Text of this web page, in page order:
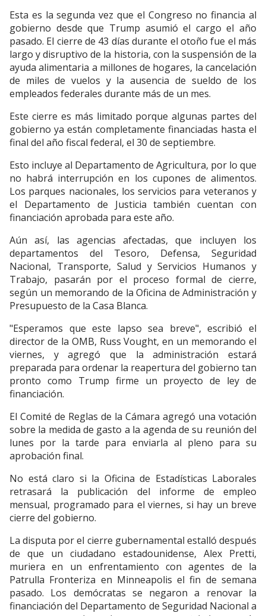
Esta es la segunda vez que el Congreso no financia al
gobierno desde que Trump asumió el cargo el año
pasado. El cierre de 43 días durante el otoño fue el más
largo y disruptivo de la historia, con la suspensión de la
ayuda alimentaria a millones de hogares, la cancelación
de miles de vuelos y la ausencia de sueldo de los
empleados federales durante más de un mes.
Este cierre es más limitado porque algunas partes del
gobierno ya están completamente financiadas hasta el
final del año fiscal federal, el 30 de septiembre.
Esto incluye al Departamento de Agricultura, por lo que
no habrá interrupción en los cupones de alimentos.
Los parques nacionales, los servicios para veteranos y
el Departamento de Justicia también cuentan con
financiación aprobada para este año.
Aún así, las agencias afectadas, que incluyen los
departamentos del Tesoro, Defensa, Seguridad
Nacional, Transporte, Salud y Servicios Humanos y
Trabajo, pasarán por el proceso formal de cierre,
según un memorando de la Oficina de Administración y
Presupuesto de la Casa Blanca.
"Esperamos que este lapso sea breve", escribió el
director de la OMB, Russ Vought, en un memorando el
viernes, y agregó que la administración estará
preparada para ordenar la reapertura del gobierno tan
pronto como Trump firme un proyecto de ley de
financiación.
El Comité de Reglas de la Cámara agregó una votación
sobre la medida de gasto a la agenda de su reunión del
lunes por la tarde para enviarla al pleno para su
aprobación final.
No está claro si la Oficina de Estadísticas Laborales
retrasará la publicación del informe de empleo
mensual, programado para el viernes, si hay un breve
cierre del gobierno.
La disputa por el cierre gubernamental estalló después
de que un ciudadano estadounidense, Alex Pretti,
muriera en un enfrentamiento con agentes de la
Patrulla Fronteriza en Minneapolis el fin de semana
pasado. Los demócratas se negaron a renovar la
financiación del Departamento de Seguridad Nacional a